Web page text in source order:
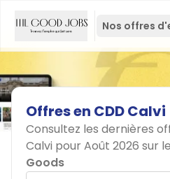
Nos offres
Offresen CDDCalvi
Consultez les dernières
Calvi pour Août 2026 sur
Goods
Rechercher par job, mot-